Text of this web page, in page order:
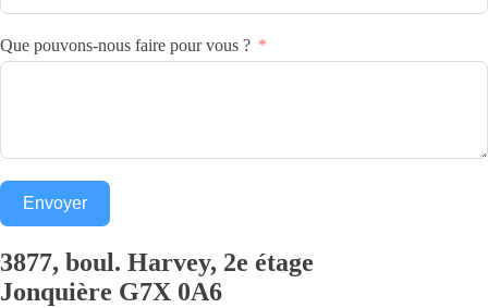
Que pouvons-nous faire pour vous ?
Envoyer
3877, boul. Harvey, 2e étage
Jonquière G7X 0A6